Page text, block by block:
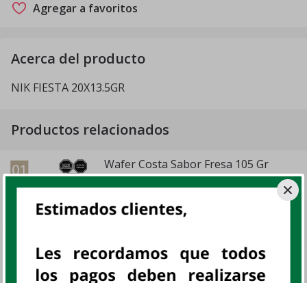
Agregar a favoritos
Acerca del producto
NIK FIESTA 20X13.5GR
Productos relacionados
Wafer Costa Sabor Fresa 105 Gr
UN
sku: 801287
CEREALBAR MANZANA CANELA 12x18
GR